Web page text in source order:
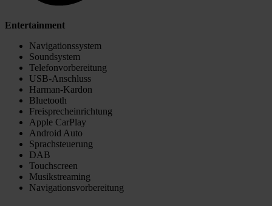
Entertainment
Navigationssystem
Soundsystem
Telefonvorbereitung
USB-Anschluss
Harman-Kardon
Bluetooth
Freisprecheinrichtung
Apple CarPlay
Android Auto
Sprachsteuerung
DAB
Touchscreen
Musikstreaming
Navigationsvorbereitung